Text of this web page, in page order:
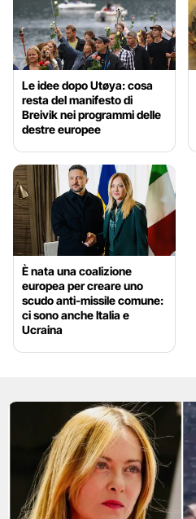
Le idee dopo Utøya: cosa
resta del manifesto di
Breivik nei programmi delle
destre europee
È nata una coalizione
europea per creare uno
scudo anti-missile comune:
ci sono anche Italia e
Ucraina